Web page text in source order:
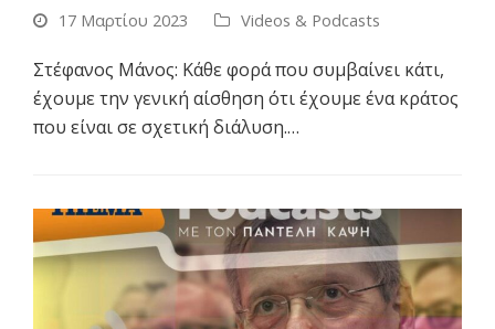
17 Μαρτίου 2023 Videos & Podcasts
Στέφανος Μάνος: Κάθε φορά που συμβαίνει κάτι,
έχουμε την γενική αίσθηση ότι έχουμε ένα κράτος
που είναι σε σχετική διάλυση.…